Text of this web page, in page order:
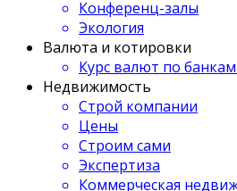
Конференц-залы
Экология
Валюта и котировки
Курс валют по
Недвижимость
Строй компании
Цены
Строим сами
Экспертиза
Коммерческая